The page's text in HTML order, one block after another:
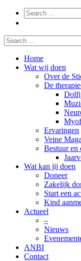
Home
Wat wij doen
Over de
De
Ervaringen
Veine
Bestuur en
Wat kan jij doen
Doneer
Zakelijk
Start een
Kind
Actueel
–
Nieuws
ANBI
Contact